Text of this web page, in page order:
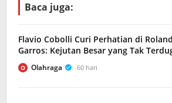
Baca juga:
Flavio Cobolli Curi Perhatian di Roland
Garros: Kejutan Besar yang Tak
O Olahraga 60 hari